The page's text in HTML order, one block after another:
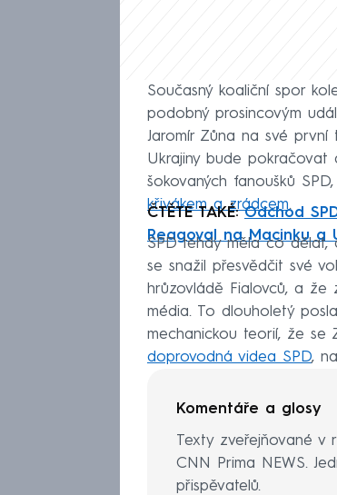
Současný koaliční spor
podobný prosincovým
Jaromír Zůna na své
Ukrajiny bude pokračovat
šokovaných fanoušků
křivákem a zrádcem.
ČTĚTE TAKÉ:Odchod
Reagoval na Macinku a
SPD tehdy měla co dělat,
se snažil přesvědčit své
hrůzovládě Fialovců, a že
média. To dlouholetý
mechanickou teorií, že se
doprovodná videa SPD,
Komentáře a glosy
Texty zveřejňované v
CNN Prima NEWS.
přispěvatelů.